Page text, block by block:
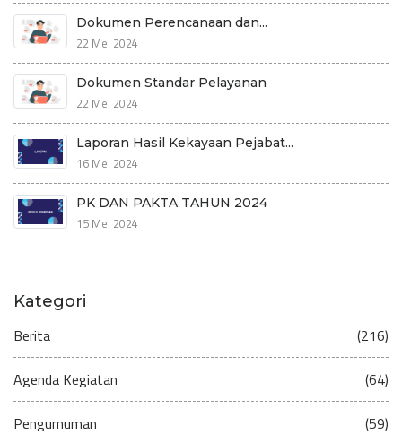
Dokumen Perencanaan dan...
22 Mei 2024
Dokumen Standar Pelayanan
22 Mei 2024
Laporan Hasil Kekayaan Pejabat...
16 Mei 2024
PK DAN PAKTA TAHUN 2024
15 Mei 2024
Kategori
Berita (216)
Agenda Kegiatan (64)
Pengumuman (59)